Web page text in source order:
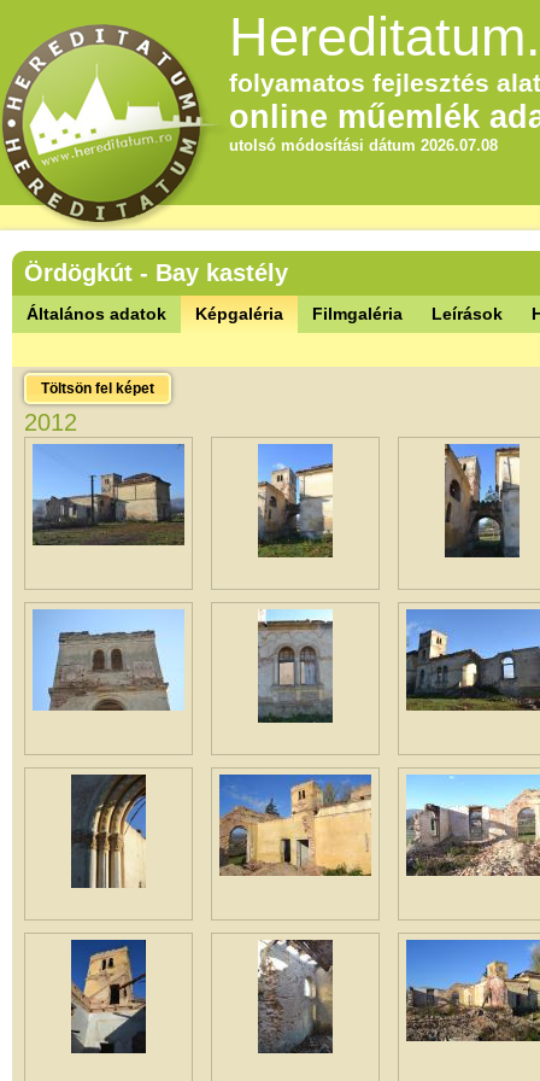
folyamatos fejlesztés
online műemlék
utolsó módosítási dátum 2026.07.08
Ördögkút - Bay kastély
Általános adatok Képgaléria Filmgaléria Leírások
Töltsön fel képet
2012